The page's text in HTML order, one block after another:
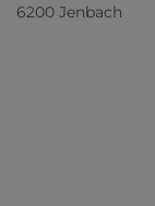
6200 Jenbach